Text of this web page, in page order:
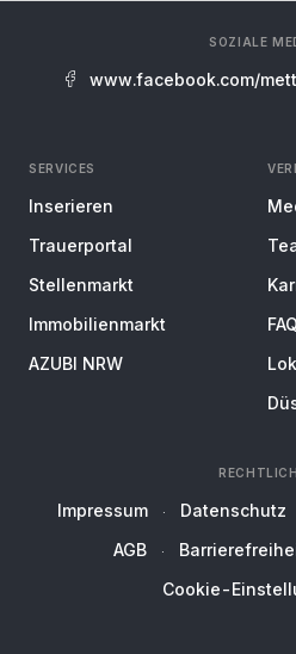
SOZIALE
www.facebook.com/
SERVICES
Inserieren
Trauerportal
Stellenmarkt
Immobilienmarkt
AZUBI NRW
FAQ
Impressum Datenschutz
AGB
Cookie-